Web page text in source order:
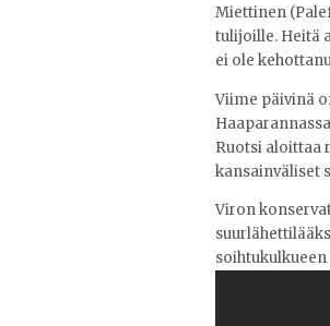
Miettinen
tulijoille. Heitä
ei ole
Viime päivinä
Ruotsi aloittaa
kansainväliset
Viron
soihtukulkueen